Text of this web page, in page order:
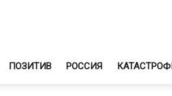
ПОЗИТИВ РОССИЯ